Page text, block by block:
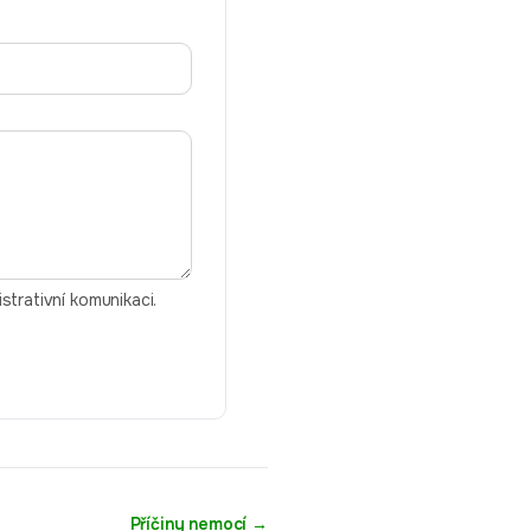
komunikaci.
Příčiny nemocí →